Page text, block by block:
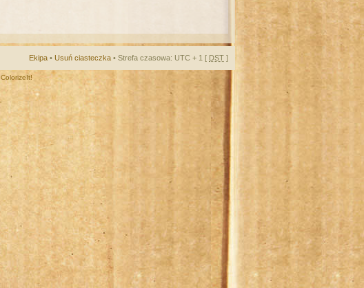
Ekipa • Usuń ciasteczka • Strefa czasowa: UTC + 1 [ DST ]
ColorizeIt!